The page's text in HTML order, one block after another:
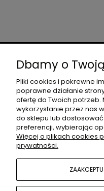
DLA
Dbamy o
Pliki cookies i pokrewne
poprawne działanie
ofertę do Twoich
wykorzystanie przez nas
do sklepu lub
preferencji, wybierając
Więcej o plikach cookies
prywatności.